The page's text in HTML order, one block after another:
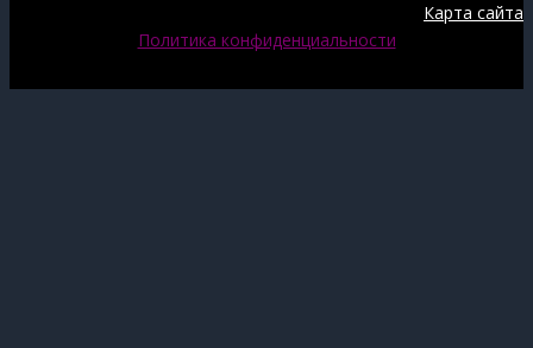
Карта сайта
Политика конфиденциальности